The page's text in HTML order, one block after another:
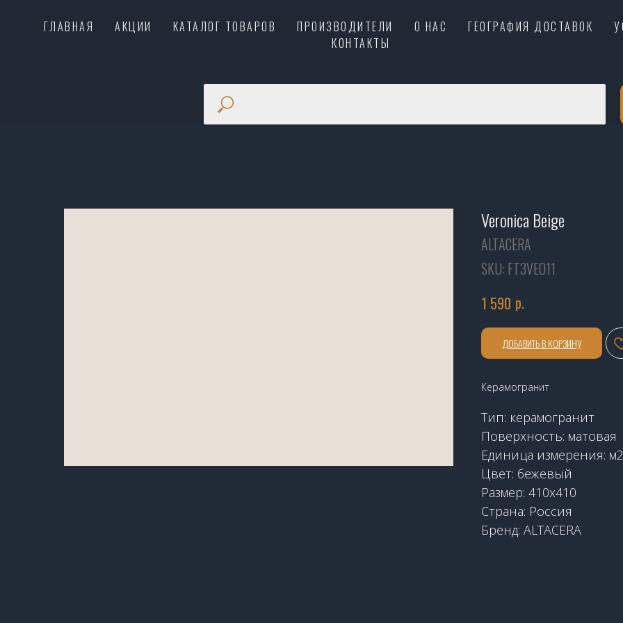
ГЛАВНАЯ АКЦИИ КАТАЛОГ ТОВАРОВ ПРОИЗВОДИТЕЛИ О НАС ГЕОГРАФИЯ ДОСТАВОК
КОНТАКТЫ
Veronica Beige
ALTACERA
SKU: FT3VEO11
1 590 р.
ДОБАВИТЬ В КОРЗИНУ
Керамогранит
Тип: керамогранит
Поверхность: матовая
Единица измерения: м2
Цвет: бежевый
Размер: 410х410
Страна: Россия
Бренд: ALTACERA